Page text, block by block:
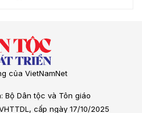
của VietNamNet
Bộ Dân tộc và Tôn giáo
cấp ngày 17/10/2025